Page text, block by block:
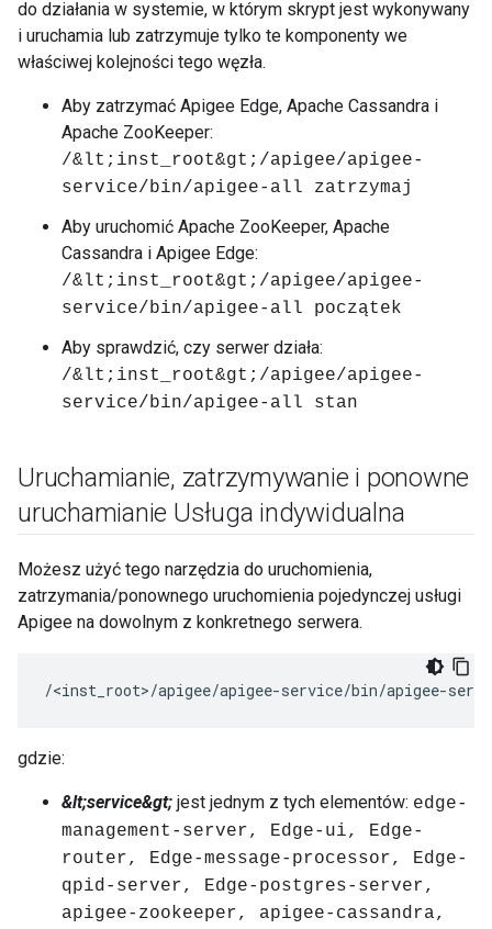
do działania w systemie, w którym skrypt jest wykonywany
i uruchamia lub zatrzymuje tylko te komponenty we
właściwej kolejności tego węzła.
Aby zatrzymać Apigee Edge, Apache Cassandra i
Apache ZooKeeper:
/&lt;inst_root&gt;/apigee/apigee-
service/bin/apigee-all zatrzymaj
Aby uruchomić Apache ZooKeeper, Apache
Cassandra i Apigee Edge:
/&lt;inst_root&gt;/apigee/apigee-
service/bin/apigee-all początek
Aby sprawdzić, czy serwer działa:
/&lt;inst_root&gt;/apigee/apigee-
service/bin/apigee-all stan
Uruchamianie, zatrzymywanie i ponowne
uruchamianie Usługa indywidualna
Możesz użyć tego narzędzia do uruchomienia,
zatrzymania/ponownego uruchomienia pojedynczej usługi
Apigee na dowolnym z konkretnego serwera.
/<inst_root>/apigee/apigee-service/bin/apigee-
gdzie:
&lt;service&gt; jest jednym z tych elementów: edge-
management-server, Edge-ui, Edge-
router, Edge-message-processor, Edge-
qpid-server, Edge-postgres-server,
apigee-zookeeper, apigee-cassandra,